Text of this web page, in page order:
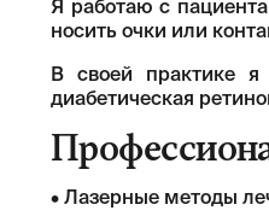
Я работаю с
носить очки или
В своей практике я
диабетическая
• Лазерные методы